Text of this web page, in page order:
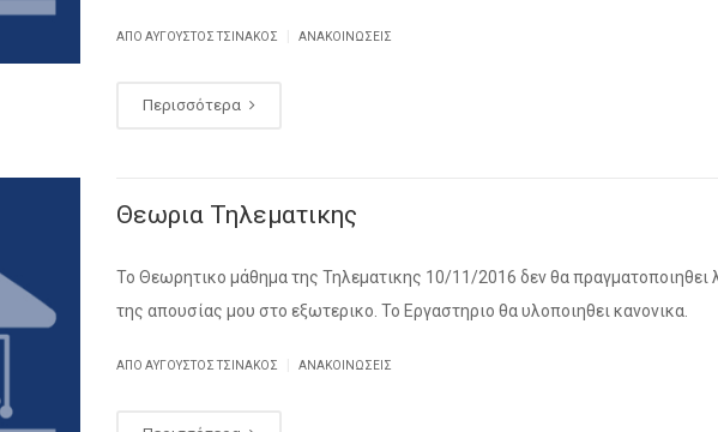
ΑΠΌΑΎΓΟΥΣΤΟΣ ΤΣΙΝΆΚΟΣ ΑΝΑΚΟΙΝΏΣΕΙΣ
Περισσότερα
Θεωρια Τηλεματικης
Το Θεωρητικο μάθημα της Τηλεματικης 10/11/2016 δεν θα πραγματοποιηθει
της απουσίας μου στο εξωτερικο. Το Εργαστηριο θα υλοποιηθει κανονικα.
ΑΠΌΑΎΓΟΥΣΤΟΣ ΤΣΙΝΆΚΟΣ ΑΝΑΚΟΙΝΏΣΕΙΣ